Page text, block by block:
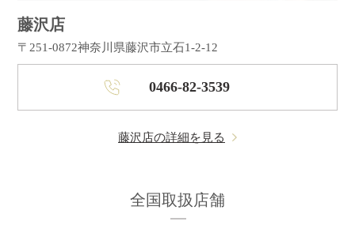
藤沢店
〒251-0872神奈川県藤沢市立石1-2-12
0466-82-3539
藤沢店の詳細を見る
全国取扱店舗